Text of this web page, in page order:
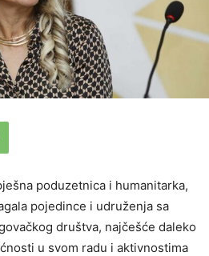
poduzetnica i humanitarka,
pojedince i udruženja sa
društva, najčešće daleko
u svom radu i aktivnostima